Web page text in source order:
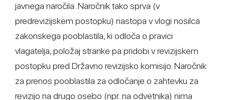
javnega naročila. Naročnik tako sprva (v
predrevizijskem postopku) nastopa v vlogi nosilca
zakonskega pooblastila, ki odloča o pravici
vlagatelja, položaj stranke pa pridobi v revizijskem
postopku pred Državno revizijsko komisijo. Naročnik
za prenos pooblastila za odločanje o zahtevku za
revizijo na drugo osebo (npr. na odvetnika) nima